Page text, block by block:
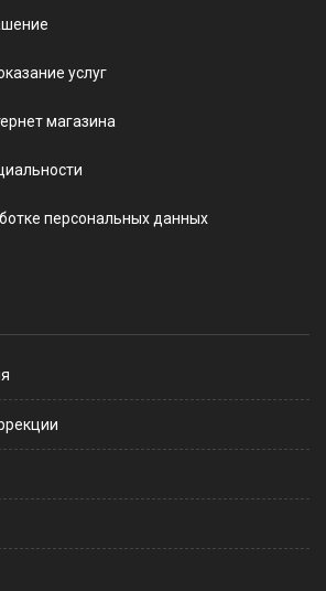
услуг
магазина
персональных данных